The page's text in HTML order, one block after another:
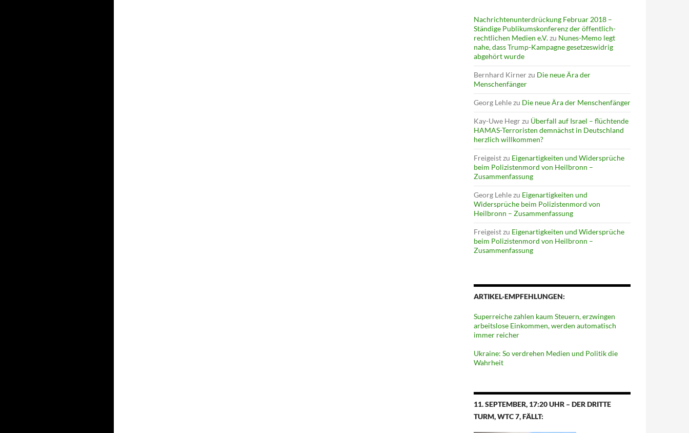
Nachrichtenunterdrückung Februar 2018 –
Ständige Publikumskonferenz der öffentlich-
rechtlichen Medien e.V.zu Nunes-Memo legt
nahe, dass Trump-Kampagne gesetzeswidrig
abgehört wurde
Bernhard Kirnerzu Die neue Ära der
Menschenfänger
Georg Lehlezu Die neue Ära der Menschenfänger
Kay-Uwe Hegrzu Überfall auf Israel – flüchtende
HAMAS-Terroristen demnächst in Deutschland
herzlich willkommen?
Freigeistzu Eigenartigkeiten und Widersprüche
beim Polizistenmord von Heilbronn –
Zusammenfassung
Georg Lehlezu Eigenartigkeiten und
Widersprüche beim Polizistenmord von
Heilbronn – Zusammenfassung
Freigeistzu Eigenartigkeiten und Widersprüche
beim Polizistenmord von Heilbronn –
Zusammenfassung
ARTIKEL-EMPFEHLUNGEN:
Superreiche zahlen kaum Steuern, erzwingen
arbeitslose Einkommen, werden automatisch
immer reicher
Ukraine: So verdrehen Medien und Politik die
Wahrheit
11. SEPTEMBER, 17:20 UHR – DER DRITTE
TURM, WTC 7, FÄLLT: